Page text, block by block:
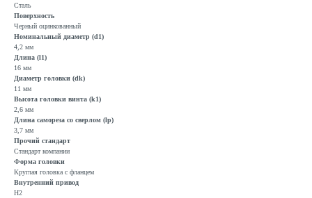
Сталь
Поверхность
Черный оцинкованный
Номинальный диаметр (d1)
4,2 мм
Длина (l1)
16 мм
Диаметр головки (dk)
11 мм
Высота головки винта (k1)
2,6 мм
Длина самореза со сверлом (lp)
3,7 мм
Прочий стандарт
Стандарт компании
Форма головки
Круглая головка с фланцем
Внутренний привод
H2